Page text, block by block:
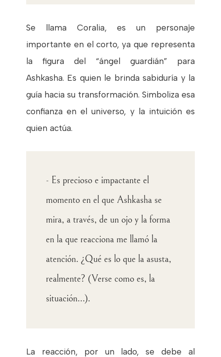
Se llama Coralia, es un personaje
importante en el corto, ya que representa
la figura del “ángel guardián” para
Ashkasha. Es quien le brinda sabiduría y la
guía hacia su transformación. Simboliza esa
confianza en el universo, y la intuición es
quien actúa.
- Es precioso e impactante el
momento en el que Ashkasha se
mira, a través, de un ojo y la forma
en la que reacciona me llamó la
atención. ¿Qué es lo que la asusta,
realmente? (Verse como es, la
situación…).
La reacción, por un lado, se debe al